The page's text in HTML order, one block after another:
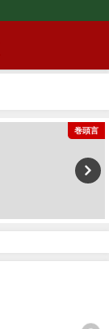
巻頭言